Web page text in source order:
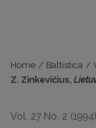
Home / Baltistica /
Z. Zinkevičius,
Vol. 27 No. 2 (1994)